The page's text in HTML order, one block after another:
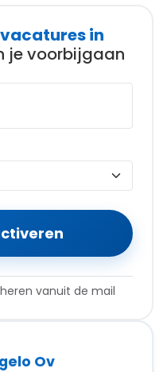
vacatures in
je voorbijgaan
vanuit de mail
Ov